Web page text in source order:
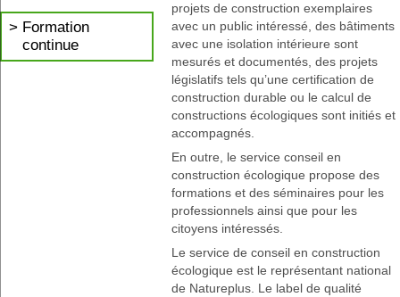
Formation
continue
projets de construction exemplaires
avec un public intéressé, des bâtiments
avec une isolation intérieure sont
mesurés et documentés, des projets
législatifs tels qu’une certification de
construction durable ou le calcul de
constructions écologiques sont initiés et
accompagnés.
En outre, le service conseil en
construction écologique propose des
formations et des séminaires pour les
professionnels ainsi que pour les
citoyens intéressés.
Le service de conseil en construction
écologique est le représentant national
de Natureplus. Le label de qualité